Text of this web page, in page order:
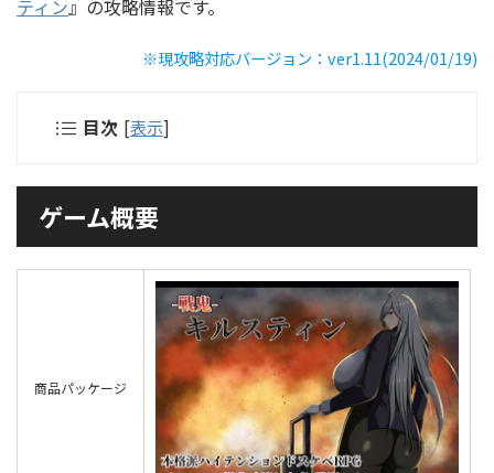
ティン』の攻略情報です。
※現攻略対応バージョン：ver1.11(2024/01/19)
目次 [表示]
ゲーム概要
商品パッケージ